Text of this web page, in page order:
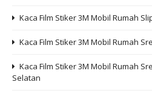
Kaca Film Stiker 3M Mobil Rumah
Kaca Film Stiker 3M Mobil Rumah
Kaca Film Stiker 3M Mobil Rumah
Selatan